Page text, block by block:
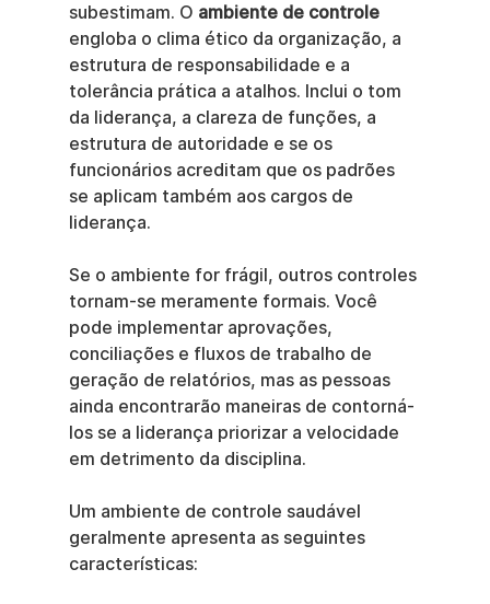
subestimam. O ambiente de controle
engloba o clima ético da organização, a
estrutura de responsabilidade e a
tolerância prática a atalhos. Inclui o tom
da liderança, a clareza de funções, a
estrutura de autoridade e se os
funcionários acreditam que os padrões
se aplicam também aos cargos de
liderança.
Se o ambiente for frágil, outros controles
tornam-se meramente formais. Você
pode implementar aprovações,
conciliações e fluxos de trabalho de
geração de relatórios, mas as pessoas
ainda encontrarão maneiras de contorná-
los se a liderança priorizar a velocidade
em detrimento da disciplina.
Um ambiente de controle saudável
geralmente apresenta as seguintes
características: